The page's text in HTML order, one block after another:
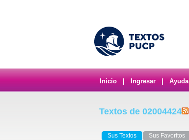
Inicio Ingresar Ayuda
Textos de 02004424
Sus Textos Sus Favoritos